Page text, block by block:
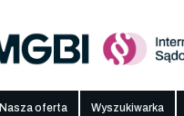
Nasza oferta Wyszukiwarka